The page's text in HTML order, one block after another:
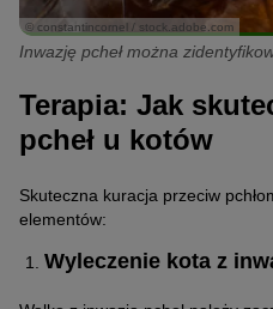
© constantincornel / stock.adobe.com
Inwazję pcheł można
Terapia: Jak
pcheł u kotów
Skuteczna kuracja przeciw
elementów:
Wyleczenie kota z